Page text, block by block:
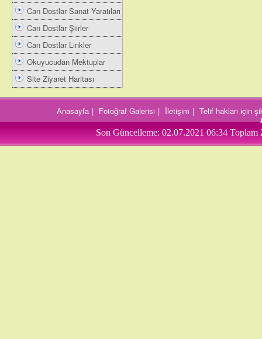
Can Dostlar Sanat Yaratıları
Can Dostlar Şiirler
Can Dostlar Linkler
Okuyucudan Mektuplar
Site Ziyaret Haritası
Anasayfa | Fotoğraf Galerisi | İletişim | Telif hakları için
Son Güncelleme: 02.07.2021 06:34 Toplam